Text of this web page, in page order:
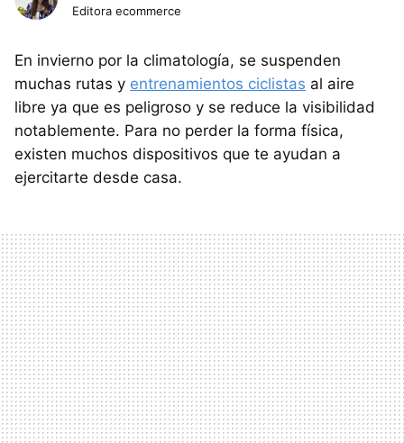
Editora ecommerce
En invierno por la climatología, se suspenden
muchas rutas y entrenamientos ciclistas al aire
libre ya que es peligroso y se reduce la visibilidad
notablemente. Para no perder la forma física,
existen muchos dispositivos que te ayudan a
ejercitarte desde casa.